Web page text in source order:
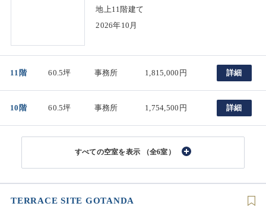
地上11階建て
2026年10月
11階 60.5坪 事務所 1,815,000円 詳細
10階 60.5坪 事務所 1,754,500円 詳細
（全6室）
TERRACE SITE GOTANDA